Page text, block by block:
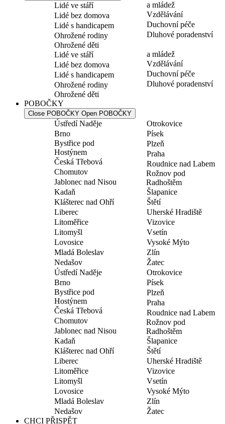
Lidé ve stáří
Lidé bez domova
Lidé s handicapem
Ohrožené rodiny
Ohrožené děti
a mládež
Vzdělávání
Duchovní péče
Dluhové poradenství
Lidé ve stáří
Lidé bez domova
Lidé s handicapem
Ohrožené rodiny
Ohrožené děti
a mládež
Vzdělávání
Duchovní péče
Dluhové poradenství
POBOČKY
Close POBOČKY Open POBOČKY
Ústředí Naděje
Brno
Bystřice pod
Hostýnem
Česká Třebová
Chomutov
Jablonec nad Nisou
Kadaň
Klášterec nad Ohří
Liberec
Litoměřice
Litomyšl
Lovosice
Mladá Boleslav
Nedašov
Otrokovice
Písek
Plzeň
Praha
Roudnice nad Labem
Rožnov pod
Radhoštěm
Šlapanice
Štětí
Uherské Hradiště
Vizovice
Vsetín
Vysoké Mýto
Zlín
Žatec
Ústředí Naděje
Brno
Bystřice pod
Hostýnem
Česká Třebová
Chomutov
Jablonec nad Nisou
Kadaň
Klášterec nad Ohří
Liberec
Litoměřice
Litomyšl
Lovosice
Mladá Boleslav
Nedašov
Otrokovice
Písek
Plzeň
Praha
Roudnice nad Labem
Rožnov pod
Radhoštěm
Šlapanice
Štětí
Uherské Hradiště
Vizovice
Vsetín
Vysoké Mýto
Zlín
Žatec
CHCI PŘISPĚT